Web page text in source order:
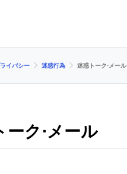
イバシー 迷惑行為 迷惑トーク⋅メール
ーク⋅メール